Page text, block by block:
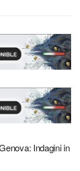
Indagini in